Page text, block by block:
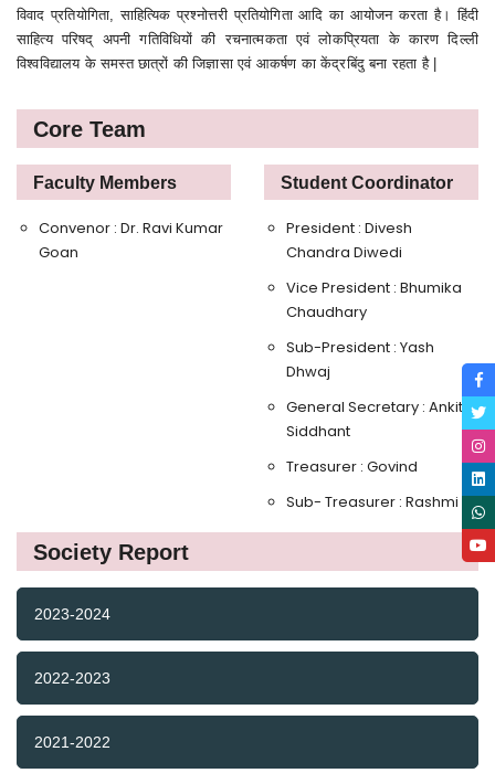
विवाद प्रतियोगिता, साहित्यिक प्रश्नोत्तरी प्रतियोगिता आदि का आयोजन करता है। हिंदी
साहित्य परिषद् अपनी गतिविधियों की रचनात्मकता एवं लोकप्रियता के कारण दिल्ली
विश्वविद्यालय के समस्त छात्रों की जिज्ञासा एवं आकर्षण का केंद्रबिंदु बना रहता है |
Core Team
Faculty Members
Convenor : Dr. Ravi Kumar
Goan
Student Coordinator
President : Divesh
Chandra Diwedi
Vice President : Bhumika
Chaudhary
Sub-President : Yash
Dhwaj
General Secretary : Ankit
Siddhant
Treasurer : Govind
Sub- Treasurer : Rashmi
Society Report
2023-2024
2022-2023
2021-2022